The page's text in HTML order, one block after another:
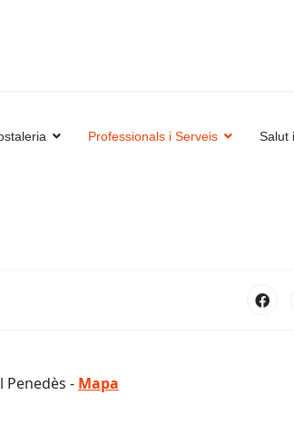
Professionals i Serveis Salut
Penedès - Mapa